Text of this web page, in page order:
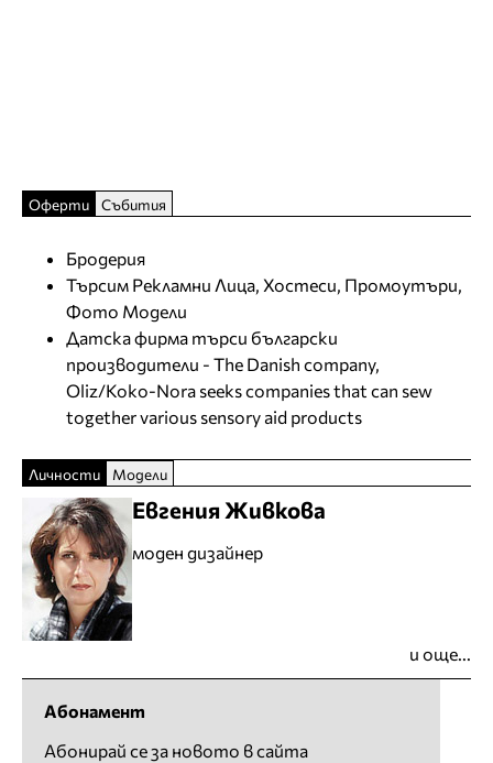
Оферти Събития
Бродерия
Търсим Рекламни Лица, Хостеси, Промоутъри,
Фото Модели
Датска фирма търси български
производители - The Danish company,
Oliz/Koko-Nora seeks companies that can sew
together various sensory aid products
Личности Модели
Евгения Живкова
моден дизайнер
и още...
Абонамент
Абонирай се за новото в сайта